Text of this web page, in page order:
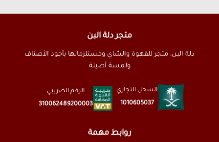
متجر دلة البن
دلة البن، متجر للقهوة والشاي ومستلزماتها بأجود الأصناف
ولمسة أصيلة
السجل التجاري
1010605037
الرقم الضريبي
310062489200003
روابط مهمة